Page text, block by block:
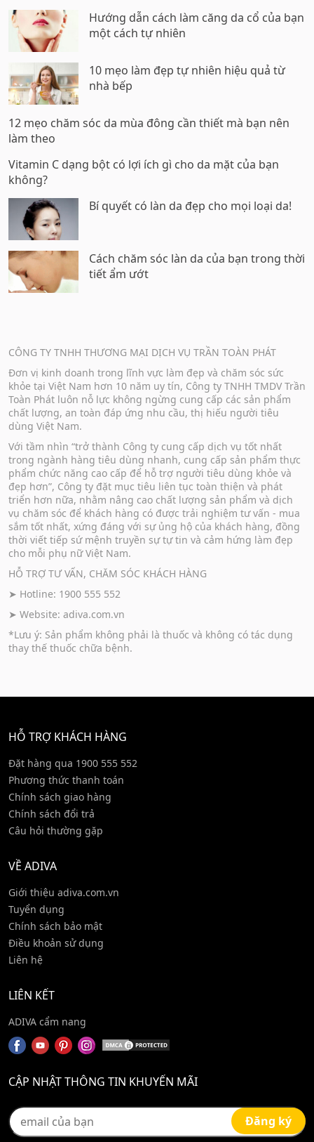
Hướng dẫn cách làm căng da cổ của bạn
một cách tự nhiên
10 mẹo làm đẹp tự nhiên hiệu quả từ
nhà bếp
12 mẹo chăm sóc da mùa đông cần thiết mà bạn nên
làm theo
Vitamin C dạng bột có lợi ích gì cho da mặt của bạn
không?
Bí quyết có làn da đẹp cho mọi loại da!
Cách chăm sóc làn da của bạn trong thời
tiết ẩm ướt
CÔNG TY TNHH THƯƠNG MẠI DỊCH VỤ TRẦN TOÀN PHÁT
Đơn vị kinh doanh trong lĩnh vực làm đẹp và chăm sóc sức
khỏe tại Việt Nam hơn 10 năm uy tín, Công ty TNHH TMDV Trần
Toàn Phát luôn nỗ lực không ngừng cung cấp các sản phẩm
chất lượng, an toàn đáp ứng nhu cầu, thị hiếu người tiêu
dùng Việt Nam.
Với tầm nhìn “trở thành Công ty cung cấp dịch vụ tốt nhất
trong ngành hàng tiêu dùng nhanh, cung cấp sản phẩm thực
phẩm chức năng cao cấp để hỗ trợ người tiêu dùng khỏe và
đẹp hơn”, Công ty đặt mục tiêu liên tục toàn thiện và phát
triển hơn nữa, nhằm nâng cao chất lượng sản phẩm và dịch
vụ chăm sóc để khách hàng có được trải nghiệm tư vấn - mua
sắm tốt nhất, xứng đáng với sự ủng hộ của khách hàng, đồng
thời viết tiếp sứ mệnh truyền sự tự tin và cảm hứng làm đẹp
cho mỗi phụ nữ Việt Nam.
HỖ TRỢ TƯ VẤN, CHĂM SÓC KHÁCH HÀNG
➤ Hotline: 1900 555 552
➤ Website: adiva.com.vn
*Lưu ý: Sản phẩm không phải là thuốc và không có tác dụng
thay thế thuốc chữa bệnh.
HỖ TRỢ KHÁCH HÀNG
Đặt hàng qua 1900 555 552
Phương thức thanh toán
Chính sách giao hàng
Chính sách đổi trả
Câu hỏi thường gặp
VỀ ADIVA
Giới thiệu adiva.com.vn
Tuyển dụng
Chính sách bảo mật
Điều khoản sử dụng
Liên hệ
LIÊN KẾT
ADIVA cẩm nang
CẬP NHẬT THÔNG TIN KHUYẾN MÃI